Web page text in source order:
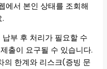
에서 본인 상태를 조회해
부 후 처리가 필요할 수
출이 요구될 수 있습니다.
의 한계와 리스크(증빙 문